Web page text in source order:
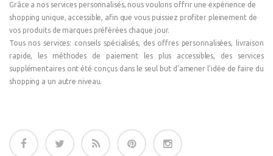
Grâce a nos services personnalisés, nous voulons offrir une expérience de
shopping unique, accessible, afin que vous puissiez profiter pleinement de
vos produits de marques préférées chaque jour.
Tous nos services: conseils spécialisés, des offres personnalisées, livraison
rapide, les méthodes de paiement les plus accessibles, des services
supplémentaires ont été conçus dans le seul but d'amener l'idée de faire du
shopping a un autre niveau.